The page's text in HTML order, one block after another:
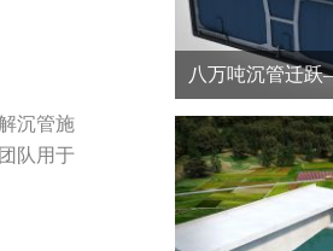
沉管施
队用于